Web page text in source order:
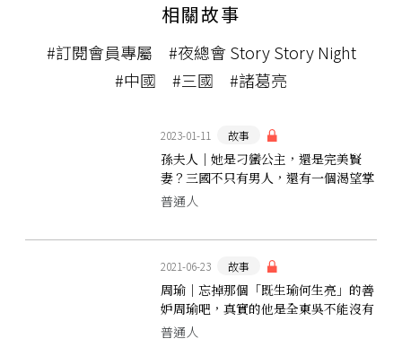
相關故事
#訂閱會員專屬
#夜總會 Story Story Night
#中國
#三國 #諸葛亮
2023-01-11 故事
孫夫人｜她是刁蠻公主，還是完美賢
妻？三國不只有男人，還有一個渴望掌
握命運的奇女子
普通人
2021-06-23 故事
周瑜｜忘掉那個「既生瑜何生亮」的善
妒周瑜吧，真實的他是全東吳不能沒有
你的男人
普通人